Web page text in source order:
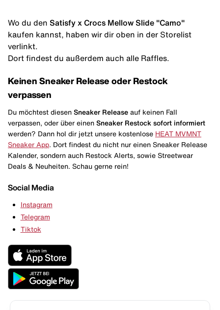
Wo du den Satisfy x Crocs Mellow Slide "Camo"
kaufen kannst, haben wir dir oben in der Storelist
verlinkt.
Dort findest du außerdem auch alle Raffles.
Keinen Sneaker Release oder Restock
verpassen
Du möchtest diesen Sneaker Release auf keinen Fall
verpassen, oder über einen Sneaker Restock sofort informiert
werden? Dann hol dir jetzt unsere kostenlose HEAT MVMNT
Sneaker App . Dort findest du nicht nur einen Sneaker Release
Kalender, sondern auch Restock Alerts, sowie Streetwear
Deals & Neuheiten. Schau gerne rein!
Social Media
Instagram
Telegram
Tiktok